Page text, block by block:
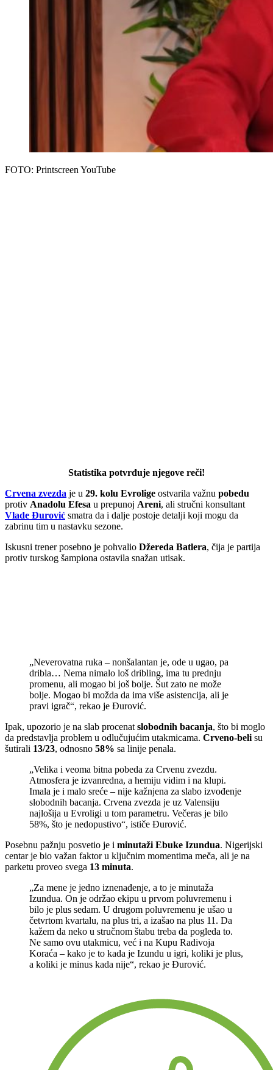
FOTO: Printscreen YouTube
Statistika potvrđuje njegove reči!
Crvena zvezda je u 29. kolu Evrolige ostvarila važnu pobedu
protiv Anadolu Efesa u prepunoj Areni, ali stručni konsultant
Vlade Đurović smatra da i dalje postoje detalji koji mogu da
zabrinu tim u nastavku sezone.
Iskusni trener posebno je pohvalio Džereda Batlera, čija je partija
protiv turskog šampiona ostavila snažan utisak.
„Neverovatna ruka – nonšalantan je, ode u ugao, pa
dribla… Nema nimalo loš dribling, ima tu prednju
promenu, ali mogao bi još bolje. Šut zato ne može
bolje. Mogao bi možda da ima više asistencija, ali je
pravi igrač“, rekao je Đurović.
Ipak, upozorio je na slab procenat slobodnih bacanja, što bi moglo
da predstavlja problem u odlučujućim utakmicama. Crveno-beli su
šutirali 13/23, odnosno 58% sa linije penala.
„Velika i veoma bitna pobeda za Crvenu zvezdu.
Atmosfera je izvanredna, a hemiju vidim i na klupi.
Imala je i malo sreće – nije kažnjena za slabo izvođenje
slobodnih bacanja. Crvena zvezda je uz Valensiju
najlošija u Evroligi u tom parametru. Večeras je bilo
58%, što je nedopustivo“, ističe Đurović.
Posebnu pažnju posvetio je i minutaži Ebuke Izundua. Nigerijski
centar je bio važan faktor u ključnim momentima meča, ali je na
parketu proveo svega 13 minuta.
„Za mene je jedno iznenađenje, a to je minutaža
Izundua. On je održao ekipu u prvom poluvremenu i
bilo je plus sedam. U drugom poluvremenu je ušao u
četvrtom kvartalu, na plus tri, a izašao na plus 11. Da
kažem da neko u stručnom štabu treba da pogleda to.
Ne samo ovu utakmicu, već i na Kupu Radivoja
Koraća – kako je to kada je Izundu u igri, koliki je plus,
a koliki je minus kada nije“, rekao je Đurović.